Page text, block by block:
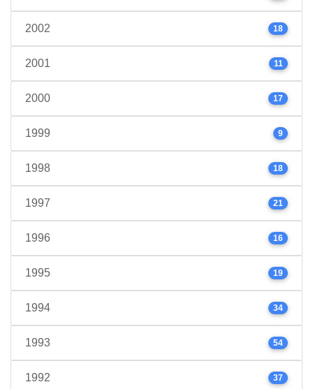
2002 18
2001 11
2000 17
1999 9
1998 18
1997 21
1996 16
1995 19
1994 34
1993 54
1992 37